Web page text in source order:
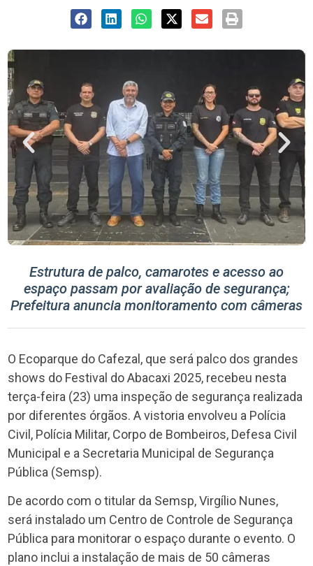
Estrutura de palco, camarotes e acesso ao
espaço passam por avaliação de segurança;
Prefeitura anuncia monitoramento com câmeras
O Ecoparque do Cafezal, que será palco dos grandes
shows do Festival do Abacaxi 2025, recebeu nesta
terça-feira (23) uma inspeção de segurança realizada
por diferentes órgãos. A vistoria envolveu a Polícia
Civil, Polícia Militar, Corpo de Bombeiros, Defesa Civil
Municipal e a Secretaria Municipal de Segurança
Pública (Semsp).
De acordo com o titular da Semsp, Virgílio Nunes,
será instalado um Centro de Controle de Segurança
Pública para monitorar o espaço durante o evento. O
plano inclui a instalação de mais de 50 câmeras